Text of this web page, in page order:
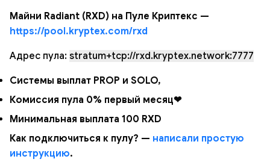
Майни Radiant (RXD) на Пуле Криптекс —
https://pool.kryptex.com/rxd
Адрес пула: stratum+tcp://rxd.kryptex.network:7777
Системы выплат PROP и SOLO,
Комиссия пула 0% первый месяц❤
Минимальная выплата 100 RXD
Как подключиться к пулу? — написали простую
инструкцию.